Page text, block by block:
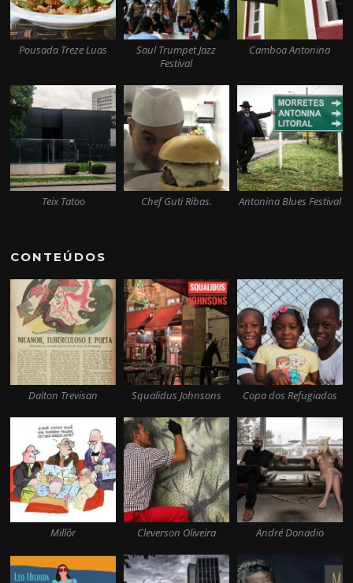
Pousada Treze Luas
Saul Trumpet Jazz
Festival
Camboa Antonina
Teix Tatoo Chef Guti Ribas. Antonina Blues Festival
CONTEÚDOS
Dalton Trevisan Squalidus Johnsons Copa dos Refugiados
Millôr Cleverson Oliveira André Donadio